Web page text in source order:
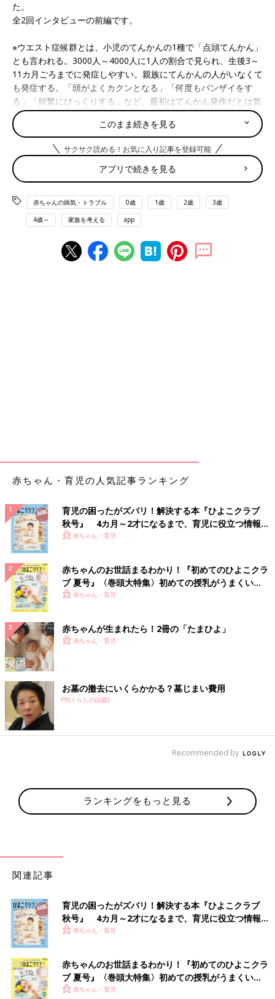
た。
全2回インタビューの前編です。
※ウエスト症候群とは、小児のてんかんの1種で「点頭てんかん」
とも言われる。3000人～4000人に1人の割合で見られ、生後3～
11カ月ごろまでに発症しやすい。親族にてんかんの人がいなくて
も発症する。「頭がよくカクンとなる」「何度もバンザイをす
る」「頻繁にびっくりする」など、最初はてんかん発作だとは気
づかないことも。しかし早期治療が大切な病気で、治療開始時期
が病気の経過に影響する。
妊娠14週、「赤ちゃんの胃が心臓の隣ぐ
らいにある」と判明。重大な疾患と手さ
ぐりで向き合う日々【先天性横隔膜ヘル
ニア体験談・医師監修】
2018年、妊娠14週で赤ちゃんが先天性横隔膜ヘ
ルニアと診断された寺川由美さん（39歳）。先
天性横隔膜ヘルニアとは、生まれつき横隔膜に
孔があり、本来おなかの中にあるべき胃腸など
が胸に入り込んでしまう疾患です。2020年「先
天性横隔膜ヘルニア患者・家族会」を立ち上げ
た寺川さんに、自身の妊娠中や出産時のことを
妊娠経過は順調で、元気な男の子が誕生
生後6カ月ごろまでは、気になる様子は何もなかった。
まきさん夫婦は、中学の同級生です。24歳で結婚し、2018年8月
まきさんが29歳のときに第2子じょーくんが誕生しました。
「妊婦健診で気になることは何も言われず、妊娠経過は順調でし
た。予定日より2日遅れて生まれたのですが、その日は午後から
妊婦健診でした。医師に『子宮口が開いてきているから、陣痛が
が10分間隔になり、産院に電話をすると『2人目だから早めに来
てください』と言われて、パパと産院に行きました。
2時間半ほどで、出生体重2694ｇの元気な男の子が誕生しまし
た」（まきさん）
生後6カ月のころ、車で移動中、力が入り数秒体が
かたまった息子
発作が起きる前、ハーフバースデーのお祝いを。
目も合うし、生後4カ月ごろには首もすわり、乳児健診でも気に
なることは何も言われませんでした。しかし6カ月のときに異変
が。
このまま続きを見る
サクサク読める！お気に入り記事を登録可能
アプリで続きを見る
赤ちゃんの病気・トラブル 0歳 1歳 2歳 3歳
4歳～ 家族を考える app
赤ちゃん・育児の人気記事ランキング
育児の困ったがズバリ！解決する本『ひよこクラブ
秋号』 4カ月～2才になるまで、育児に役立つ情報が
いっぱい！
赤ちゃん・育児
赤ちゃんのお世話まるわかり！『初めてのひよこクラ
ブ 夏号』〈巻頭大特集〉初めての授乳がうまくい
く！ おっぱい・ミルクの基本と夏のトラブル 解決テ
赤ちゃん・育児
赤ちゃんが生まれたら！2冊の「たまひよ」
赤ちゃん・育児
お墓の撤去にいくらかかる？墓じまい費用
PR(くらしの話題)
Recommended by
ランキングをもっと見る
関連記事
育児の困ったがズバリ！解決する本『ひよこクラブ
秋号』 4カ月～2才になるまで、育児に役立つ情報が
いっぱい！
赤ちゃん・育児
赤ちゃんのお世話まるわかり！『初めてのひよこクラ
ブ 夏号』〈巻頭大特集〉初めての授乳がうまくい
く！ おっぱい・ミルクの基本と夏のトラブル 解決テ
赤ちゃん・育児